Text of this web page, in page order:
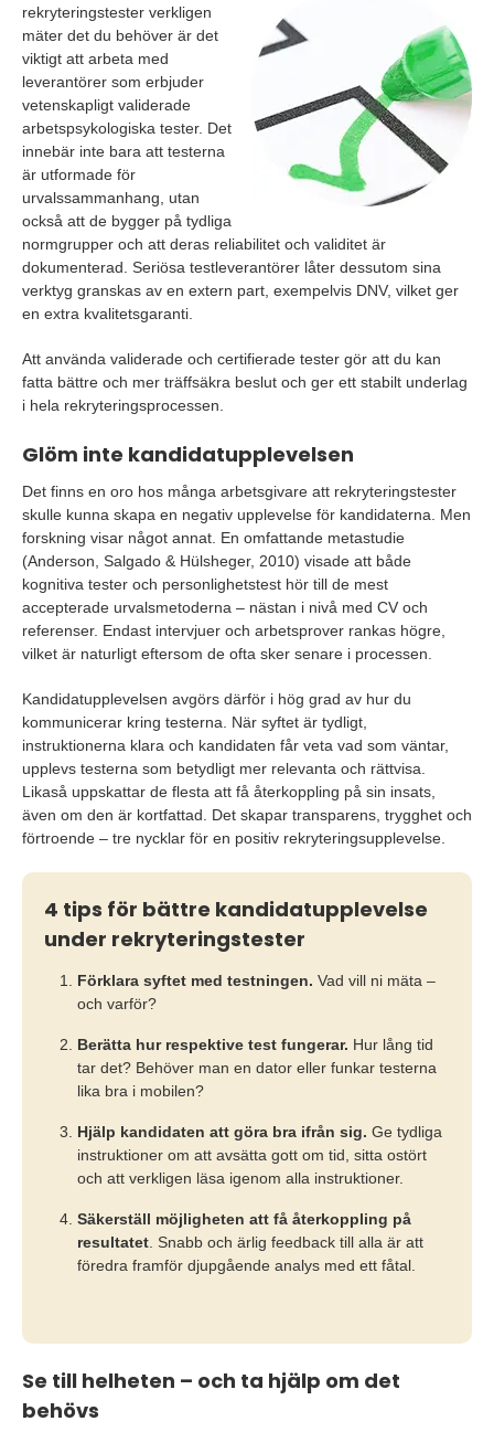
rekryteringstester verkligen
mäter det du behöver är det
viktigt att arbeta med
leverantörer som erbjuder
vetenskapligt validerade
arbetspsykologiska tester. Det
innebär inte bara att testerna
är utformade för
urvalssammanhang, utan
också att de bygger på tydliga
normgrupper och att deras reliabilitet och validitet är
dokumenterad. Seriösa testleverantörer låter dessutom sina
verktyg granskas av en extern part, exempelvis DNV, vilket ger
en extra kvalitetsgaranti.
Att använda validerade och certifierade tester gör att du kan
fatta bättre och mer träffsäkra beslut och ger ett stabilt underlag
i hela rekryteringsprocessen.
Glöm inte kandidatupplevelsen
Det finns en oro hos många arbetsgivare att rekryteringstester
skulle kunna skapa en negativ upplevelse för kandidaterna. Men
forskning visar något annat. En omfattande metastudie
(Anderson, Salgado & Hülsheger, 2010) visade att både
kognitiva tester och personlighetstest hör till de mest
accepterade urvalsmetoderna – nästan i nivå med CV och
referenser. Endast intervjuer och arbetsprover rankas högre,
vilket är naturligt eftersom de ofta sker senare i processen.
Kandidatupplevelsen avgörs därför i hög grad av hur du
kommunicerar kring testerna. När syftet är tydligt,
instruktionerna klara och kandidaten får veta vad som väntar,
upplevs testerna som betydligt mer relevanta och rättvisa.
Likaså uppskattar de flesta att få återkoppling på sin insats,
även om den är kortfattad. Det skapar transparens, trygghet och
förtroende – tre nycklar för en positiv rekryteringsupplevelse.
4 tips för bättre kandidatupplevelse
under rekryteringstester
Förklara syftet med testningen. Vad vill ni mäta –
och varför?
Berätta hur respektive test fungerar. Hur lång tid
tar det? Behöver man en dator eller funkar testerna
lika bra i mobilen?
Hjälp kandidaten att göra bra ifrån sig. Ge tydliga
instruktioner om att avsätta gott om tid, sitta ostört
och att verkligen läsa igenom alla instruktioner.
Säkerställ möjligheten att få återkoppling på
resultatet. Snabb och ärlig feedback till alla är att
föredra framför djupgående analys med ett fåtal.
Se till helheten – och ta hjälp om det
behövs